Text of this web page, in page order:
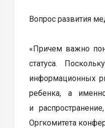
Вопрос развития
«Причем важно
статуса.
информационных
ребенка, а
и
Оргкомитета